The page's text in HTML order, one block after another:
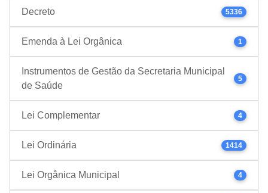
Decreto 5336
Emenda à Lei Orgânica 1
Instrumentos de Gestão da Secretaria Municipal
de Saúde
5
Lei Complementar 4
Lei Ordinária 1414
Lei Orgânica Municipal 4